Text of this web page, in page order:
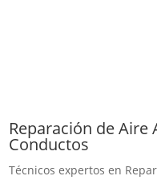
Reparación de
Conductos
Técnicos expertos en